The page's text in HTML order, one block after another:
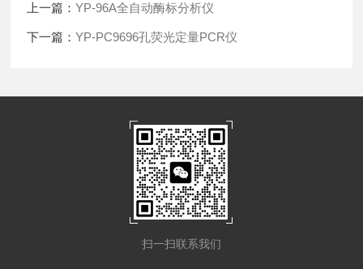
上一篇：YP-96A全自动酶标分析仪
下一篇：YP-PC9696孔荧光定量PCR仪
扫一扫联系我们